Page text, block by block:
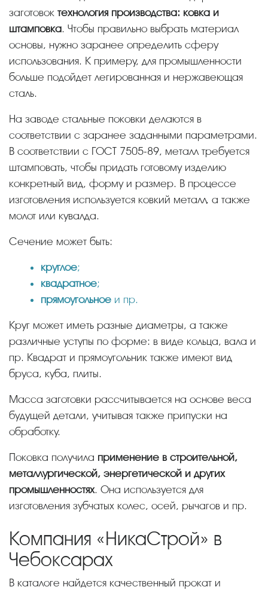
заготовок технология производства: ковка и
штамповка. Чтобы правильно выбрать материал
основы, нужно заранее определить сферу
использования. К примеру, для промышленности
больше подойдет легированная и нержавеющая
сталь.
На заводе стальные поковки делаются в
соответствии с заранее заданными параметрами.
В соответствии с ГОСТ 7505-89, металл требуется
штамповать, чтобы придать готовому изделию
конкретный вид, форму и размер. В процессе
изготовления используется ковкий металл, а также
молот или кувалда.
Сечение может быть:
круглое;
квадратное;
прямоугольное и пр.
Круг может иметь разные диаметры, а также
различные уступы по форме: в виде кольца, вала и
пр. Квадрат и прямоугольник также имеют вид
бруса, куба, плиты.
Масса заготовки рассчитывается на основе веса
будущей детали, учитывая также припуски на
обработку.
Поковка получила применение в строительной,
металлургической, энергетической и других
промышленностях. Она используется для
изготовления зубчатых колес, осей, рычагов и пр.
Компания «НикаСтрой» в
Чебоксарах
В каталоге найдется качественный прокат и